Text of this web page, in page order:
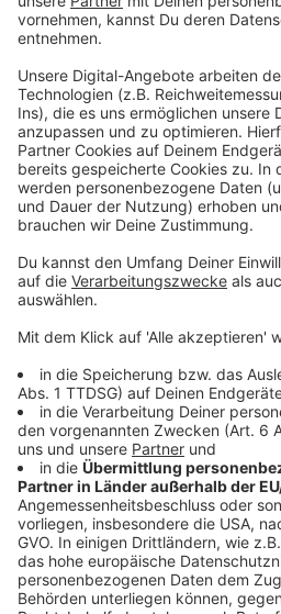
Es ist vor allem Frust, der eine
gesellschaftlichen und
grundsätzlich interessiert sind.
schauen sich
an. Zum Beispiel bei den
Gesundheit, Inflation oder
Bertelsmann-Stiftung sagen,
einbindet. Denn es gäbe ein
eben wenig Hoffnung, dass sich
dass die Argumente überhaupt
Autor: José Narciandi
Anzeige
Anzeige